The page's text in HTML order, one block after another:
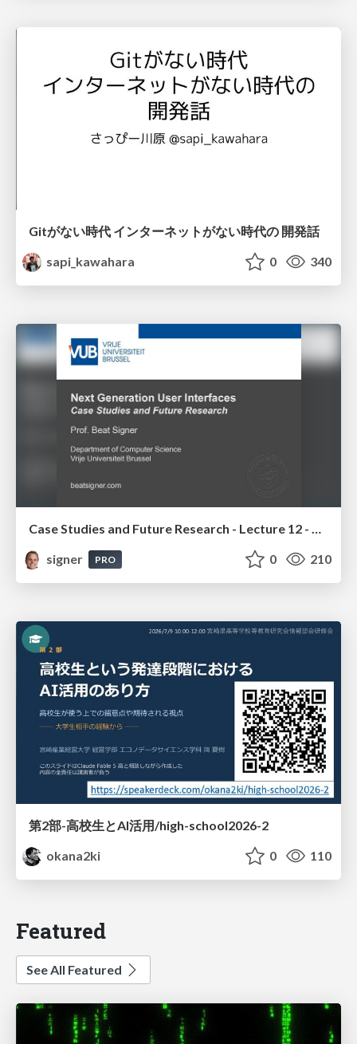
Gitがない時代 インターネットがない時代の 開発話
sapi_kawahara
0 340
signer
PRO 0 210
第2部-高校生とAI活用/high-school2026-2
okana2ki
0 110
Featured
See All Featured